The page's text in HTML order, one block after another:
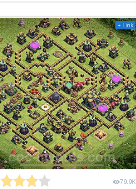
+ Link
79.9K